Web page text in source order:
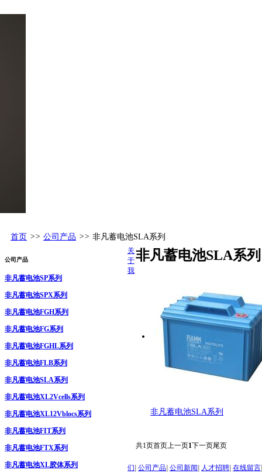
首页 >> 公司产品 >> 非凡蓄电池SLA系列
非凡蓄电池SLA系列
非凡蓄电池SLA系列
共1页首页上一页1下一页尾页
公司产品
非凡蓄电池SP系列
非凡蓄电池SPX系列
非凡蓄电池FGH系列
非凡蓄电池FG系列
非凡蓄电池FGHL系列
非凡蓄电池FLB系列
非凡蓄电池SLA系列
非凡蓄电池XL2Vcells系列
非凡蓄电池XL12Vblocs系列
非凡蓄电池FIT系列
非凡蓄电池FTX系列
非凡蓄电池XL胶体系列
关
于
我
们 公司产品 公司新闻 人才招聘 在线留言